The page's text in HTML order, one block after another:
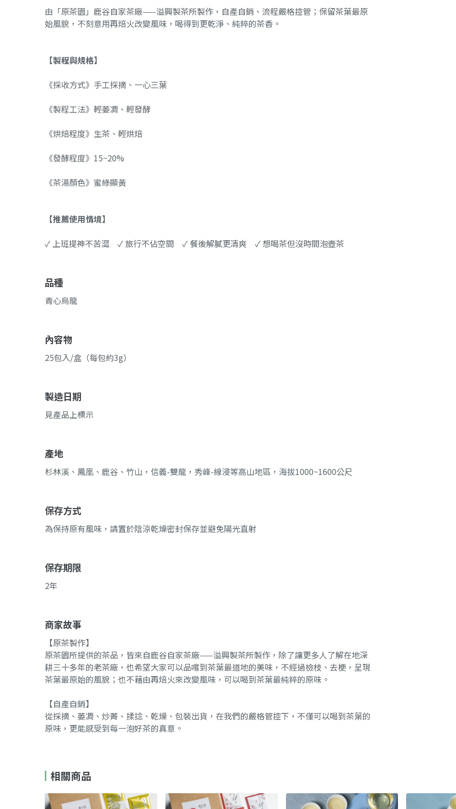
由「原茶園」鹿谷自家茶廠——溢興製茶所製作，自產自銷、流程嚴格控管；保留茶葉最原
始風貌，不刻意用再焙火改變風味，喝得到更乾淨、純粹的茶香。
【製程與規格】
《採收方式》手工採摘、一心三葉
《製程工法》輕萎凋、輕發酵
《烘焙程度》生茶、輕烘焙
《發酵程度》15~20%
《茶湯顏色》蜜綠顯黃
【推薦使用情境】
✓ 上班提神不苦澀 ✓ 旅行不佔空間 ✓ 餐後解膩更清爽 ✓ 想喝茶但沒時間泡壺茶
品種
青心烏龍
內容物
25包入/盒（每包約3g）
製造日期
見產品上標示
產地
杉林溪、鳳凰、鹿谷、竹山，信義-雙龍，秀峰-線浸等高山地區，海拔1000~1600公尺
保存方式
為保持原有風味，請置於陰涼乾燥密封保存並避免陽光直射
保存期限
2年
商家故事
【原茶製作】
原茶園所提供的茶品，皆來自鹿谷自家茶廠——溢興製茶所製作，除了讓更多人了解在地深
耕三十多年的老茶廠，也希望大家可以品嚐到茶葉最道地的美味，不經過檢枝、去梗，呈現
茶葉最原始的風貌；也不藉由再焙火來改變風味，可以喝到茶葉最純粹的原味。
【自產自銷】
從採摘、萎凋、炒菁、揉捻、乾燥、包裝出貨，在我們的嚴格管控下，不僅可以喝到茶葉的
原味，更能感受到每一泡好茶的真意。
相關商品